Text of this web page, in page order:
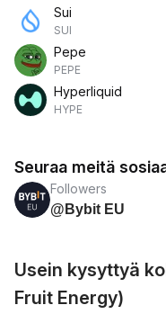
Sui
SUI
Pepe
PEPE
Hyperliquid
HYPE
Seuraa meitä
Followers
@Bybit EU
Usein kysyttyä
Fruit Energy)